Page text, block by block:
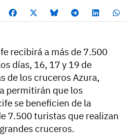
recibirá a más de 7.500
días, 16, 17 y 19 de
de los cruceros Azura,
permitirán que los
se beneficien de la
7.500 turistas que realizan
cruceros.